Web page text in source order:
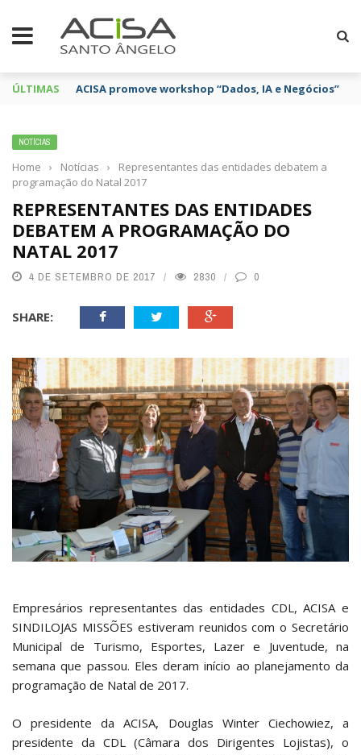
ÚLTIMAS ACISA promove workshop “Dados, IA e Negócios”
NOTÍCIAS
Home › Notícias ›
Representantes das entidades debatem a
programação do Natal 2017
REPRESENTANTES DAS ENTIDADES
DEBATEM A PROGRAMAÇÃO DO
NATAL 2017
4 DE SETEMBRO DE 2017 2830 0
SHARE:
Empresários representantes das entidades CDL, ACISA e
SINDILOJAS MISSÕES estiveram reunidos com o Secretário
Municipal de Turismo, Esportes, Lazer e Juventude, na
semana que passou. Eles deram início ao planejamento da
programação de Natal de 2017.
O presidente da ACISA, Douglas Winter Ciechowiez, a
presidente da CDL (Câmara dos Dirigentes Lojistas), o